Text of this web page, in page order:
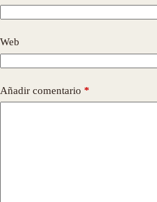
Web
Añadir comentario *